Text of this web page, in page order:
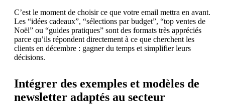
C’est le moment de choisir ce que votre email mettra en avant.
Les “idées cadeaux”, “sélections par budget”, “top ventes de
Noël” ou “guides pratiques” sont des formats très appréciés
parce qu’ils répondent directement à ce que cherchent les
clients en décembre : gagner du temps et simplifier leurs
décisions.
Intégrer des exemples et modèles de
newsletter adaptés au secteur